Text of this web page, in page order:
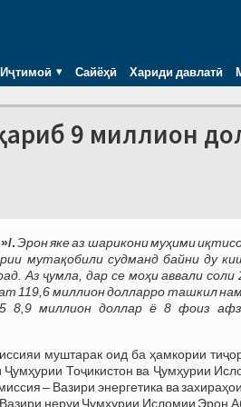
Иҷтимоӣ Сайёҳӣ Хариди давлатӣ
9 миллион
.Эрон яке аз шарикони муҳими
мутақобили судманд байни ду
Аз ҷумла, дар се моҳи аввали соли
119,6 миллион долларро ташкил
8,9 миллион доллар ё 8 фоиз
муштарак оид ба ҳамкории
Тоҷикистон ва Ҷумҳурии
– Вазири энергетика ва
неруи Ҷумҳурии Исломии Эрон